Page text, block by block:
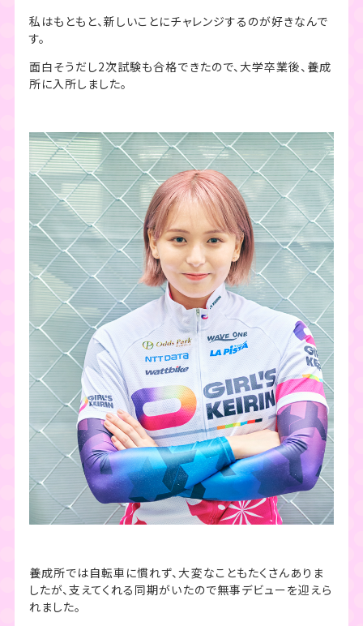
私はもともと、新しいことにチャレンジするのが好きなんで
す。
面白そうだし2次試験も合格できたので、大学卒業後、養成
所に入所しました。
養成所では自転車に慣れず、大変なこともたくさんありま
したが、支えてくれる同期がいたので無事デビューを迎えら
れました。